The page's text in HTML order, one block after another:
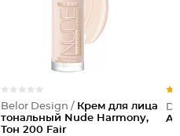
Belor Design / Крем для лица
тональный Nude Harmony,
Тон 200 Fair